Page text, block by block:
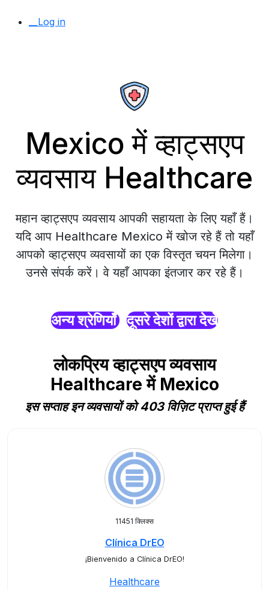
__Log in
Mexico में व्हाट्सएप
व्यवसाय Healthcare
महान व्हाट्सएप व्यवसाय आपकी सहायता के लिए यहाँ हैं।
यदि आप Healthcare Mexico में खोज रहे हैं तो यहाँ
आपको व्हाट्सएप व्यवसायों का एक विस्तृत चयन मिलेगा।
उनसे संपर्क करें। वे यहाँ आपका इंतजार कर रहे हैं।
अन्य श्रेणियाँ दूसरे देशों द्वारा देखें
लोकप्रिय व्हाट्सएप व्यवसाय
Healthcare में Mexico
इस सप्ताह इन व्यवसायों को 403 विज़िट प्राप्त हुई हैं
11451 क्लिक्स
Clínica DrEO
¡Bienvenido a Clínica DrEO!
Healthcare